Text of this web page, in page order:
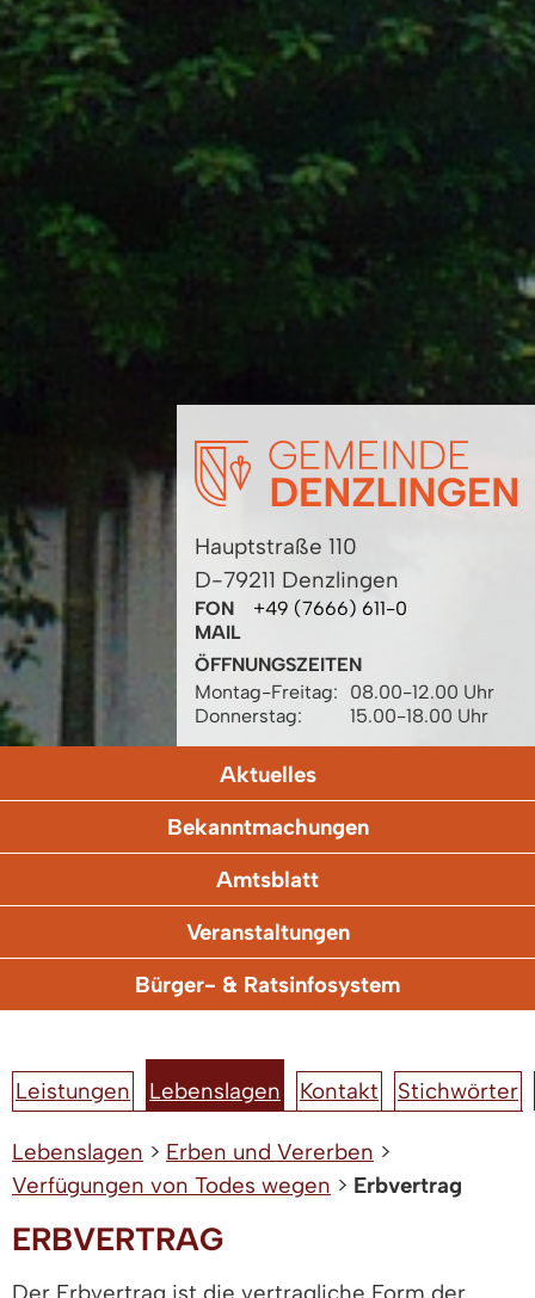
Hauptstraße 110
D-79211 Denzlingen
FON
+49 (7666) 611-0
MAIL
ÖFFNUNGSZEITEN
Montag-Freitag:
08.00-12.00 Uhr
Donnerstag:
15.00-18.00 Uhr
Aktuelles
Bekanntmachungen
Amtsblatt
Veranstaltungen
Bürger- & Ratsinfosystem
Leistungen Lebenslagen Kontakt Stichwörter
Lebenslagen > Erben und Vererben >
Verfügungen von Todes wegen > Erbvertrag
ERBVERTRAG